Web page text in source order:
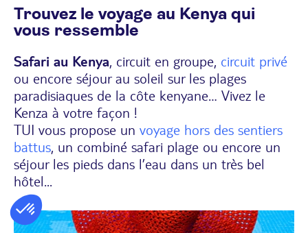
Trouvez le voyage au Kenya qui
vous ressemble
Safari au Kenya, circuit en groupe, circuit privé
ou encore séjour au soleil sur les plages
paradisiaques de la côte kenyane… Vivez le
Kenza à votre façon !
TUI vous propose un voyage hors des sentiers
battus, un combiné safari plage ou encore un
séjour les pieds dans l’eau dans un très bel
hôtel...